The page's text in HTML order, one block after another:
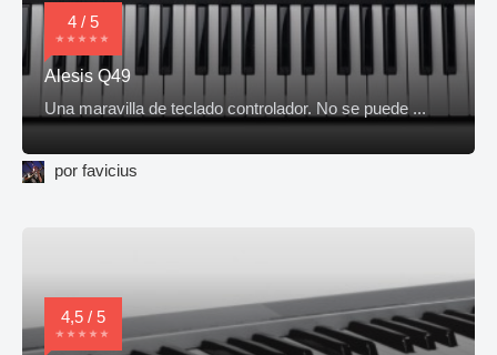
4 / 5
Alesis Q49
Una maravilla de teclado controlador. No se puede ...
por favicius
4,5 / 5